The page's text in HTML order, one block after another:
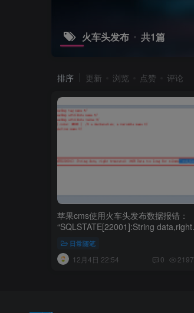
火车头发布 共1篇
排序 更新 浏览 点赞 评论
苹果cms使用火车头发布数据报错：
“SQLSTATE[22001]:String data,right
‘vod_blurb’ at row 1”
日常随笔
12月4日 22:54 0 2197